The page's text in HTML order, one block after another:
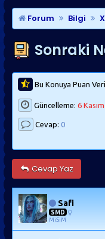
KISAYOLLAR
Forum Bilgi
Sonraki
Bu Konuya Puan
Güncelleme: 6
Cevap: 0
Cevap Yaz
Safi
SMD
MiSiM